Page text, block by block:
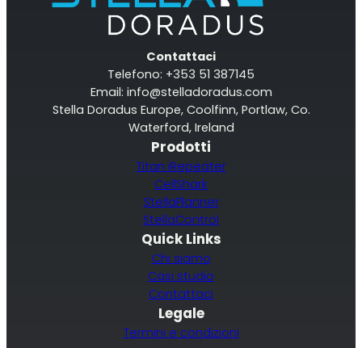
Contattaci
Telefono: +353 51 387145
Email: info@stelladoradus.com
Stella Doradus Europe, Coolfinn, Portlaw, Co.
Waterford, Ireland
Prodotti
Titan iRepeater
CellShark
StellaPlanner
StellaControl
Quick Links
Chi siamo
Casi studio
Contattaci
Legale
Termini e condizioni